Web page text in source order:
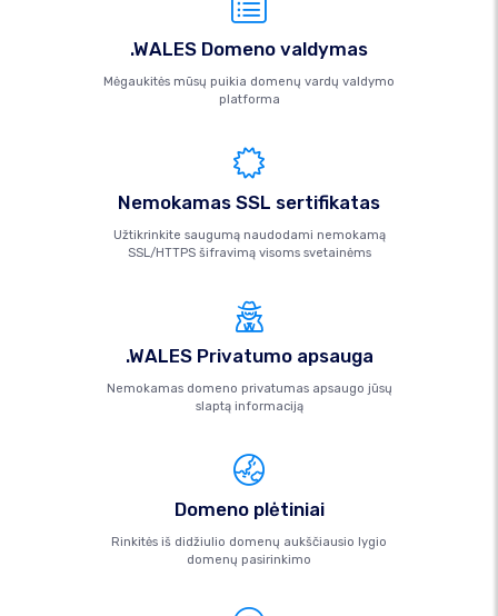
.WALES Domeno valdymas
Mėgaukitės mūsų puikia domenų vardų valdymo
platforma
Nemokamas SSL sertifikatas
Užtikrinkite saugumą naudodami nemokamą
SSL/HTTPS šifravimą visoms svetainėms
.WALES Privatumo apsauga
Nemokamas domeno privatumas apsaugo jūsų
slaptą informaciją
Domeno plėtiniai
Rinkitės iš didžiulio domenų aukščiausio lygio
domenų pasirinkimo